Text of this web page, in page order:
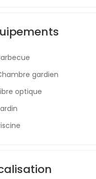
gardien
optique